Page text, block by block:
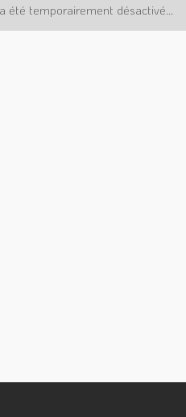
été temporairement désactivé...